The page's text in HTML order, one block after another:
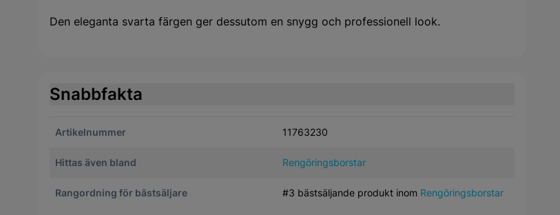
Den eleganta svarta färgen ger dessutom en snygg och professionell look.
Snabbfakta
Artikelnummer 11763230
Hittas även bland Rengöringsborstar
Rangordning för bästsäljare #3 bästsäljande produkt inom Rengöringsborstar